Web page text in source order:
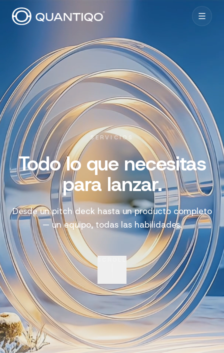
SERVICIOS
Todo lo que necesitas
para lanzar.
Desde un pitch deck hasta un producto completo
— un equipo, todas las habilidades.
SCROLL